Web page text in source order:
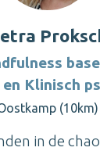
Klinisch
(10km)
in de